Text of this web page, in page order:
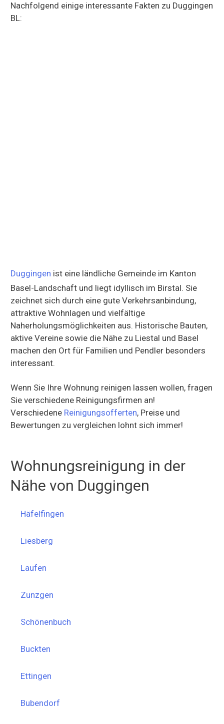
Nachfolgend einige interessante Fakten zu Duggingen
BL:
Duggingen ist eine ländliche Gemeinde im Kanton
Basel-Landschaft und liegt idyllisch im Birstal. Sie
zeichnet sich durch eine gute Verkehrsanbindung,
attraktive Wohnlagen und vielfältige
Naherholungsmöglichkeiten aus. Historische Bauten,
aktive Vereine sowie die Nähe zu Liestal und Basel
machen den Ort für Familien und Pendler besonders
interessant.
Wenn Sie Ihre Wohnung reinigen lassen wollen, fragen
Sie verschiedene Reinigungsfirmen an!
Verschiedene Reinigungsofferten, Preise und
Bewertungen zu vergleichen lohnt sich immer!
Wohnungsreinigung in der
Nähe von Duggingen
Häfelfingen
Liesberg
Laufen
Zunzgen
Schönenbuch
Buckten
Ettingen
Bubendorf